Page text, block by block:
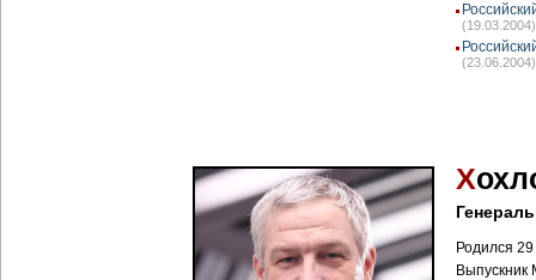
(19.03.2004)
(23.06.2004)
Х
Родился
Выпускник